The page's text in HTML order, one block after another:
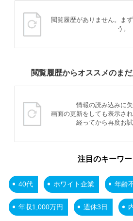
閲覧履歴がありません。ま
う。
閲覧履歴からオススメのま
情報の読み込みに失
画面の更新をしても表示さ
経ってから再度お試
注目のキーワー
40代 ホワイト企業 年齢
年収1,000万円 週休3日